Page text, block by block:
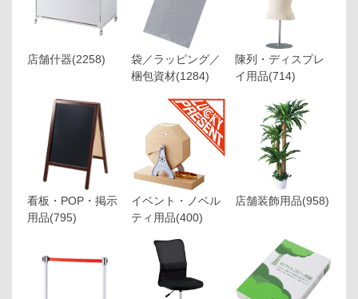
店舗什器(2258)
袋／ラッピング／
梱包資材(1284)
陳列・ディスプレ
イ用品(714)
看板・POP・掲示
用品(795)
イベント・ノベル
ティ用品(400)
店舗装飾用品(958)